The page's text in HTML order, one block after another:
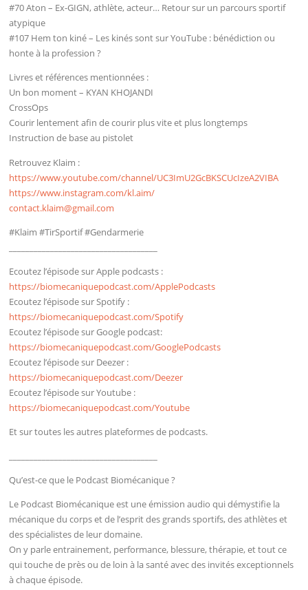
#70 Aton – Ex-GIGN, athlète, acteur… Retour sur un parcours sportif
atypique
#107 Hem ton kiné – Les kinés sont sur YouTube : bénédiction ou
honte à la profession ?
Livres et références mentionnées :
Un bon moment – KYAN KHOJANDI
CrossOps
Courir lentement afin de courir plus vite et plus longtemps
Instruction de base au pistolet
Retrouvez Klaim :
https://www.youtube.com/channel/UC3ImU2GcBKSCUcIzeA2VIBA
https://www.instagram.com/kl.aim/
contact.klaim@gmail.com
#Klaim #TirSportif #Gendarmerie
Ecoutez l’épisode sur Apple podcasts :
https://biomecaniquepodcast.com/ApplePodcasts
Ecoutez l’épisode sur Spotify :
https://biomecaniquepodcast.com/Spotify
Ecoutez l’épisode sur Google podcast:
https://biomecaniquepodcast.com/GooglePodcasts
Ecoutez l’épisode sur Deezer :
https://biomecaniquepodcast.com/Deezer
Ecoutez l’épisode sur Youtube :
https://biomecaniquepodcast.com/Youtube
Et sur toutes les autres plateformes de podcasts.
Qu’est-ce que le Podcast Biomécanique ?
Le Podcast Biomécanique est une émission audio qui démystifie la
mécanique du corps et de l’esprit des grands sportifs, des athlètes et
des spécialistes de leur domaine.
On y parle entrainement, performance, blessure, thérapie, et tout ce
qui touche de près ou de loin à la santé avec des invités exceptionnels
à chaque épisode.